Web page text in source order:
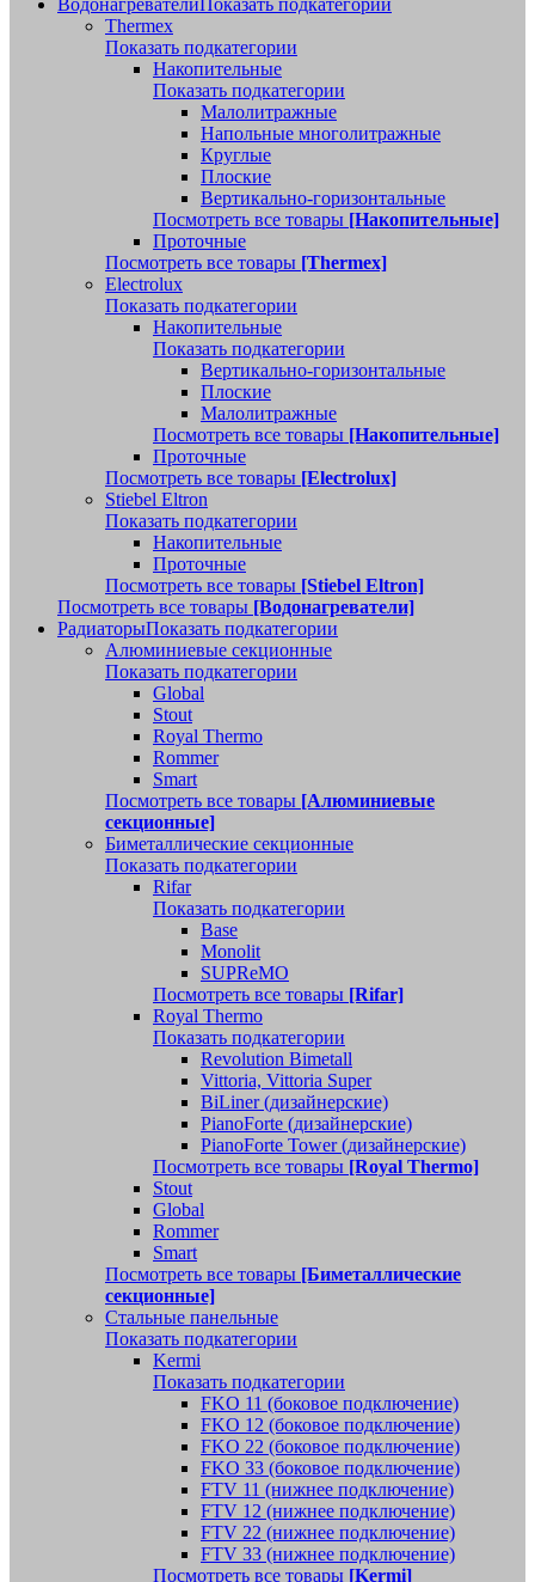
ВодонагревателиПоказать подкатегории
Thermex
Показать подкатегории
Накопительные
Показать подкатегории
Малолитражные
Напольные многолитражные
Круглые
Плоские
Вертикально-горизонтальные
Посмотреть все товары [Накопительные]
Проточные
Посмотреть все товары [Thermex]
Electrolux
Показать подкатегории
Накопительные
Показать подкатегории
Вертикально-горизонтальные
Плоские
Малолитражные
Посмотреть все товары [Накопительные]
Проточные
Посмотреть все товары [Electrolux]
Stiebel Eltron
Показать подкатегории
Накопительные
Проточные
Посмотреть все товары [Stiebel Eltron]
Посмотреть все товары [Водонагреватели]
РадиаторыПоказать подкатегории
Алюминиевые секционные
Показать подкатегории
Global
Stout
Royal Thermo
Rommer
Smart
Посмотреть все товары [Алюминиевые
секционные]
Биметаллические секционные
Показать подкатегории
Rifar
Показать подкатегории
Base
Monolit
SUPReMO
Посмотреть все товары [Rifar]
Royal Thermo
Показать подкатегории
Revolution Bimetall
Vittoria, Vittoria Super
BiLiner (дизайнерские)
PianoForte (дизайнерские)
PianoForte Tower (дизайнерские)
Посмотреть все товары [Royal Thermo]
Stout
Global
Rommer
Smart
Посмотреть все товары [Биметаллические
секционные]
Стальные панельные
Показать подкатегории
Kermi
Показать подкатегории
FKO 11 (боковое подключение)
FKO 12 (боковое подключение)
FKO 22 (боковое подключение)
FKO 33 (боковое подключение)
FTV 11 (нижнее подключение)
FTV 12 (нижнее подключение)
FTV 22 (нижнее подключение)
FTV 33 (нижнее подключение)
Посмотреть все товары [Kermi]